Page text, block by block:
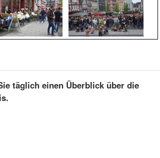
täglich einen Überblick über die